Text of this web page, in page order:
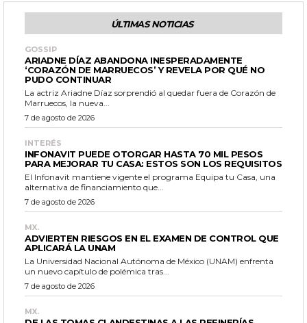
ÚLTIMAS NOTICIAS
GOSSIP
ARIADNE DÍAZ ABANDONA INESPERADAMENTE
‘CORAZÓN DE MARRUECOS’ Y REVELA POR QUÉ NO
PUDO CONTINUAR
La actriz Ariadne Díaz sorprendió al quedar fuera de Corazón de
Marruecos, la nueva...
7 de agosto de 2026
INTERÉS
INFONAVIT PUEDE OTORGAR HASTA 70 MIL PESOS
PARA MEJORAR TU CASA: ESTOS SON LOS REQUISITOS
El Infonavit mantiene vigente el programa Equipa tu Casa, una
alternativa de financiamiento que...
7 de agosto de 2026
MX.
ADVIERTEN RIESGOS EN EL EXAMEN DE CONTROL QUE
APLICARÁ LA UNAM
La Universidad Nacional Autónoma de México (UNAM) enfrenta
un nuevo capítulo de polémica tras...
7 de agosto de 2026
MX.